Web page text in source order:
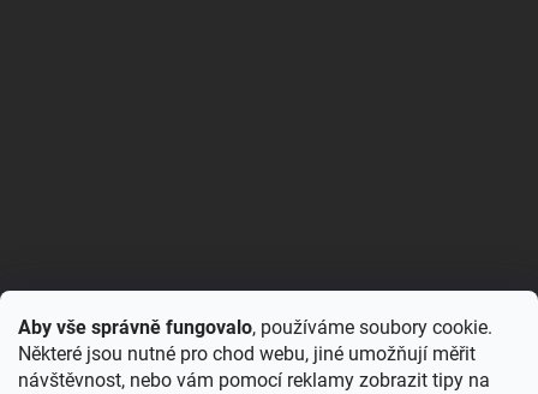
Aby vše správně fungovalo, používáme soubory cookie.
Některé jsou nutné pro chod webu, jiné umožňují měřit
návštěvnost, nebo vám pomocí reklamy zobrazit tipy na
BLOG